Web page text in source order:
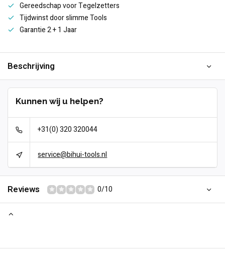
Gereedschap voor Tegelzetters
Tijdwinst door slimme Tools
Garantie 2 + 1 Jaar
Beschrijving
Kunnen wij u helpen?
+31(0) 320 320044
service@bihui-tools.nl
Reviews 0/10